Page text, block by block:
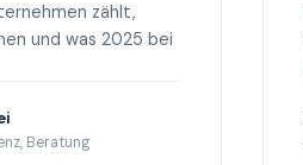
zählt,
und was 2025 bei
Beratung